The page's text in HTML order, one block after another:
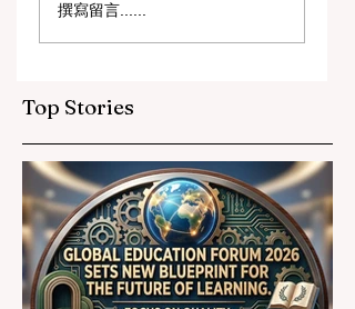
伙伴关系提升全球教
育标准
撰寫留言......
Top Stories